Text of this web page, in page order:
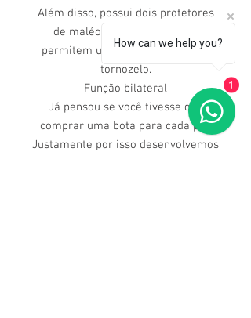
Além disso, possui dois protetores
de maléolos removíveis que
permitem um melhor encaixe no
tornozelo.
Função bilateral
Já pensou se você tivesse que
comprar uma bota para cada pé?
Justamente por isso desenvolvemos
How can we help you?
1